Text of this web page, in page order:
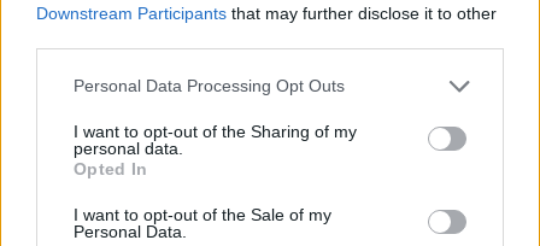
Downstream Participants that may further disclose it to other
Please note that this website/app uses one or more Google
not limited to your visit or usage behaviour. You may click to
grant or deny consent to Google and its third-party tags to
use your data for below specified purposes in below Google
consent section.
Personal Data Processing Opt Outs
I want to opt-out of the Sharing of my
personal data.
Opted In
I want to opt-out of the Sale of my
Personal Data.
4. Technikai elemek – nem csak a szöveg
számít
A keresőoptimalizált szöveg csak akkor működik jól,
ha a technikai környezet is támogatja azt.
Címek (title tag):